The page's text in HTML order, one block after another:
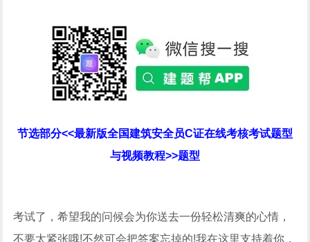
节选部分<<最新版全国建筑安全员C证在线考核考试题型
与视频教程>>题型
考试了，希望我的问候会为你送去一份轻松清爽的心情，
不要太紧张哦!不然可会把答案忘掉的!我在这里支持着你，